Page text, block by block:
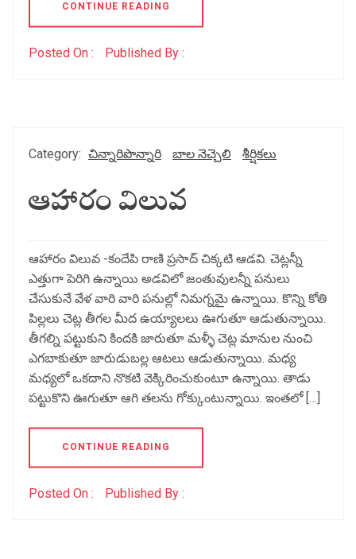
CONTINUE READING
Posted On : Published By :
Category: చిన్నారిపొన్నారి బాల నెచ్చెలి శీర్షికలు
ఆహారం విలువ
ఆహారం విలువ -కందేపి రాణి ప్రసాద్ చిక్కటి ఆడవి. చెట్లన్నీ
ఎత్తుగా పెరిగి ఉన్నాయి అడవిలో జంతువులన్నీ పనులు
చేసుకునే వేళ వారి వారి పనుల్లో నిమగ్నమై ఉన్నాయి. కొన్ని కోతి
పిల్లలు చెట్ల తీగల మీద ఉయ్యాలలు ఊగుతూ ఆడుతున్నాయి.
తీగల్ని పట్టుకుని కిందకి జారుతూ మళ్ళీ చెట్ల మానుల నుంచి
ఎగబాకుతూ జారుడుబల్ల ఆటలు ఆడుతున్నాయి. మధ్య
మధ్యలో ఒకదాని నొకటి వెక్కిరించుకుంటూ ఉన్నాయి. తాడు
పట్టుకొని ఊగుతూ ఆగి తలను గోక్కుంటున్నాయి. ఇంతలో […]
CONTINUE READING
Posted On : Published By :